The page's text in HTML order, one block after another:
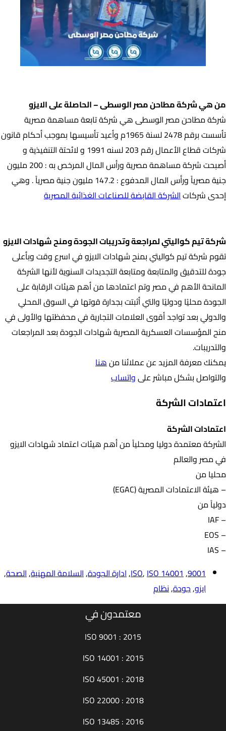
من هي شركة مطاحن مصر الوسطى – الحاصلة على الايزو
شركة مطاحن مصر الوسطى هي شركة تابعة مساهمة مصرية
تأسست برقم 2478 لسنة 1965م وأعيد تأسيسها بموجب أحكام قانون
شركات قطاع الأعمال رقم 203 لسنه 1991 و لائحتة التنفيذية و
أصبحت شركة مساهمة مصرية ورأس المال المرخص به : 200 مليون
جنية مصرياً ورأس المال المدفوع : 147.2 مليون جنية مصرياً . وهي
إحدى شركاتالشركة القابضة للصناعات الغذائية المصرية
شركة تيم كواليتي لمراجعة وتدريبات الجودة ومنح شهادات الايزو
تقوم شركة تيم كواليتي بمنح شهادات الايزو في اسرع وقت وبأعلى
جودة للتدقيق والمتابعة ومتابعة التجديدات السنوية لأنها الشركة
المانحة الأهم في مصر وتم اعتمادها من أهم هيئات الرقابة على
الجودة محليًا ودوليًا والتي أثبتت بجدارة قوتها في السوق المحلي
والدولي بعد تواجد أقوى العلامات التجارية في محفظتها والأولى في
منح المؤسسات العسكرية المصرية شهادات الجودة بعد المراجعات
والتدريبات.
يمكنك معرفة المزيد عن عملائنا منهنا
والتواصل بشكل مباشر علىواتساب
اعتمادات الشركة
اعتمادات الشركة
الشركة معتمدة دوليا ومحلياً من أهم هيئات اعتماد شهادات الايزو
في مصر والعالم
محليا من
– هيئة الاعتمادات المصرية (EGAC)
دولياً من
– IAF
– EOS
– IAS
9001
,
ISO,ISO 14001
,ادارة الجودة,السلامة المهنية,الصحة,
ايزو,جودة,نظام
معتمدون في
ISO 9001 : 2015
ISO 14001 : 2015
ISO 45001 : 2018
ISO 22000 : 2018
ISO 13485 : 2016